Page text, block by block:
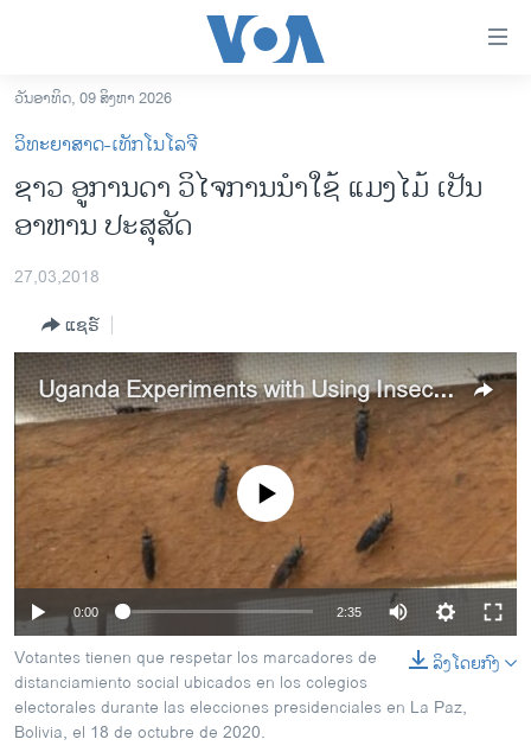
ເຂົ້າ
ຫາ
ຂ້າມ
ຂ້າມ
ຫາ
ອາເມຣິກາ
ການເລືອກຕັ້ງ ປະທານາທີບໍດີ ສະຫະລັດ 2024
ຂ່າວ​ຈີນ
ໂລກ
ເອເຊຍ
ອິດສະຫຼະພາບດ້ານການຂ່າວ
ຊີວິດຊາວລາວ
ຊຸມຊົນຊາວລາວ
ວິທະຍາສາດ-ເທັກໂນໂລຈີ
ທຸລະກິດ
ພາສາອັງກິດ
ວີດີໂອ
ສຽງ
ວັນອາທິດ, 09 ສິງຫາ 2026
ວິທະຍາສາດ-ເທັກໂນໂລຈີ
ຊາວ ອູການດາ ວິໄຈການນຳໃຊ້ ແມງໄມ້ ເປັນ
ອາຫານ ປະສຸສັດ
27,03,2018
ແຊຣ໌
Uganda Experiments with Using Insects for Livestock Feed
No media source currently available
0:00 2:35
ລິງໂດຍກົງ
Votantes tienen que respetar los marcadores de
distanciamiento social ubicados en los colegios
electorales durante las elecciones presidenciales en La Paz,
Bolivia, el 18 de octubre de 2020.